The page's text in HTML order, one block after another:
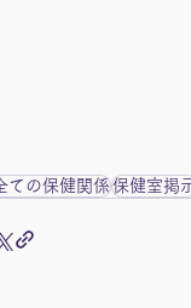
ての保健関係保健室掲